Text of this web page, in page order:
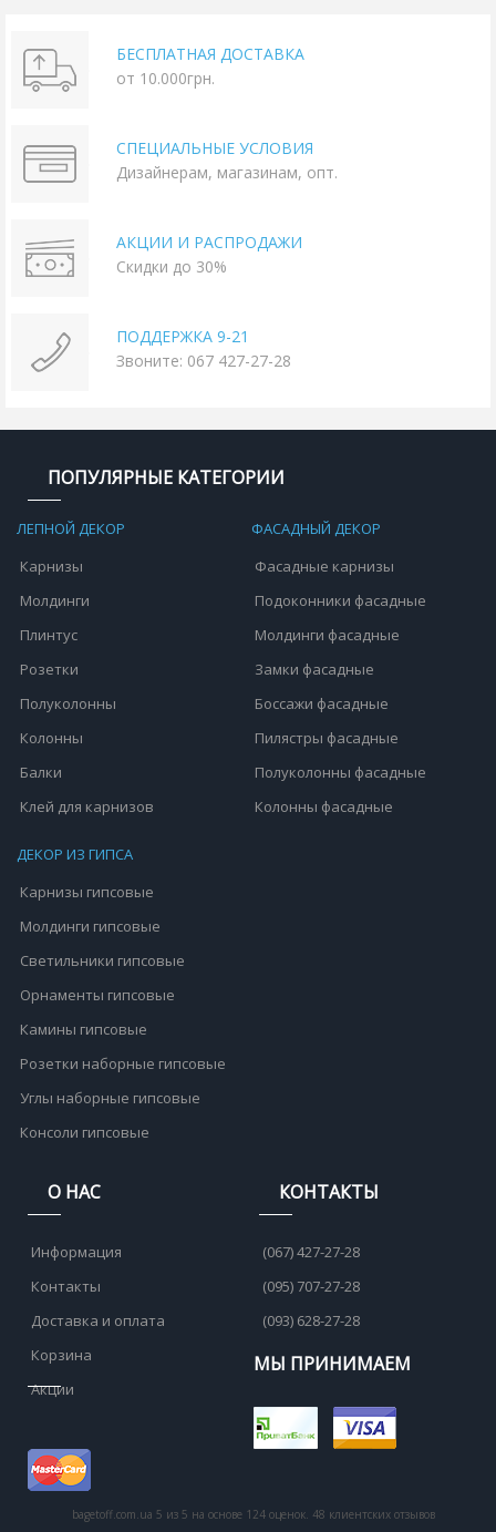
БЕСПЛАТНАЯ ДОСТАВКА
от 10.000грн.
СПЕЦИАЛЬНЫЕ УСЛОВИЯ
Дизайнерам, магазинам, опт.
АКЦИИ И РАСПРОДАЖИ
Скидки до 30%
ПОДДЕРЖКА 9-21
Звоните: 067 427-27-28
ПОПУЛЯРНЫЕ КАТЕГОРИИ
ЛЕПНОЙ ДЕКОР
Карнизы
Молдинги
Плинтус
Розетки
Полуколонны
Колонны
Балки
Клей для карнизов
ФАСАДНЫЙ ДЕКОР
Фасадные карнизы
Подоконники фасадные
Молдинги фасадные
Замки фасадные
Боссажи фасадные
Пилястры фасадные
Полуколонны фасадные
Колонны фасадные
ДЕКОР ИЗ ГИПСА
Карнизы гипсовые
Молдинги гипсовые
Светильники гипсовые
Орнаменты гипсовые
Камины гипсовые
Розетки наборные гипсовые
Углы наборные гипсовые
Консоли гипсовые
О НАС
Информация
Контакты
Доставка и оплата
Корзина
Акции
КОНТАКТЫ
(067) 427-27-28
(095) 707-27-28
(093) 628-27-28
МЫ ПРИНИМАЕМ
bagetoff.com.ua 5 из 5 на основе 124 оценок. 48 клиентских отзывов